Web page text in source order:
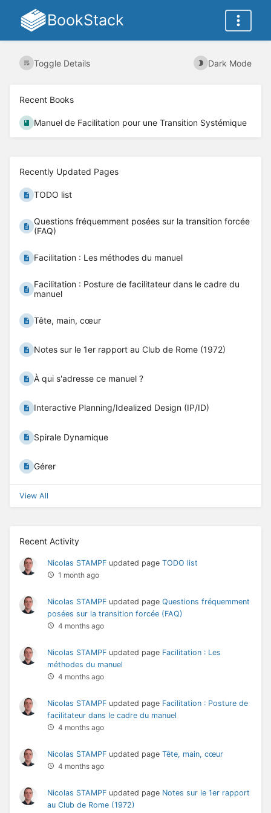
BookStack
Toggle Details Dark Mode
Recent Books
Manuel de Facilitation pour une Transition Systémique
Recently Updated Pages
TODO list
Questions fréquemment posées sur la transition forcée
(FAQ)
Facilitation : Les méthodes du manuel
Facilitation : Posture de facilitateur dans le cadre du
manuel
Tête, main, cœur
Notes sur le 1er rapport au Club de Rome (1972)
À qui s'adresse ce manuel ?
Interactive Planning/Idealized Design (IP/ID)
Spirale Dynamique
Gérer
View All
Recent Activity
Nicolas STAMPF updated page TODO list
1 month ago
Nicolas STAMPF updated page Questions fréquemment
posées sur la transition forcée (FAQ)
4 months ago
Nicolas STAMPF updated page Facilitation : Les
méthodes du manuel
4 months ago
Nicolas STAMPF updated page Facilitation : Posture de
facilitateur dans le cadre du manuel
4 months ago
Nicolas STAMPF updated page Tête, main, cœur
4 months ago
Nicolas STAMPF updated page Notes sur le 1er rapport
au Club de Rome (1972)